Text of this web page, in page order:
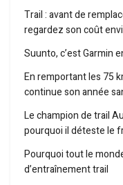
Trail : avant de
regardez son coût
Suunto, c’est Garmin
En remportant les 75
continue son année
Le champion de trail
pourquoi il déteste le
Pourquoi tout le
d’entraînement trail